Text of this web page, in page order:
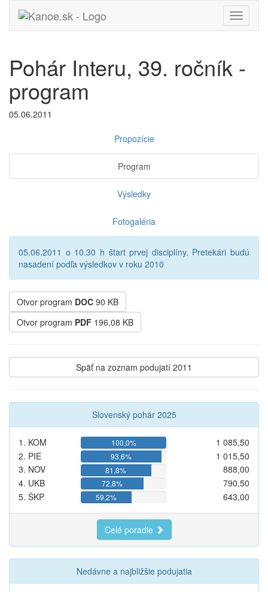
Toggle
Pohár Interu, 39. ročník -
program
05.06.2011
Propozície
Program
Výsledky
Fotogaléria
05.06.2011 o 10.30 h štart prvej disciplíny. Pretekári budú
nasadení podľa výsledkov v roku 2010
Otvor program DOC 90 KB
Otvor program PDF 196,08 KB
Späť na zoznam podujatí 2011
Slovenský pohár 2025
1. KOM 100,0%
1 085,50
2. PIE
93,6%
1 015,50
3. NOV
81,8%
888,00
4. UKB
72,8%
790,50
5. ŠKP
59,2% 643,00
Celé poradie
Nedávne a najbližšie podujatia